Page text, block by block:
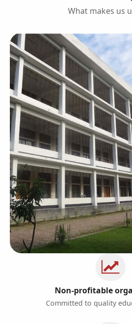
What makes us
Non-profitable
Committed to quality